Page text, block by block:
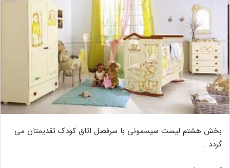
بخش هشتم لیست سیسمونی با سرفصل اتاق کودک تقدیمتان می
گردد .